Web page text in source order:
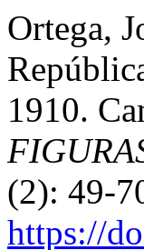
Ortega,
1910.
(2): 49-
https://